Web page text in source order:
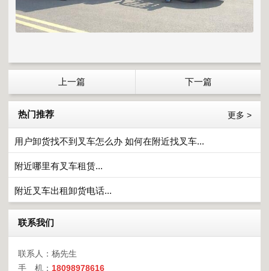
上一篇 下一篇
热门推荐 更多 >
用户卸货找不到叉车怎么办 如何在附近找叉车...
附近哪里有叉车租赁...
附近叉车出租卸货电话...
联系我们
联系人：杨先生
手 机： 18098978616